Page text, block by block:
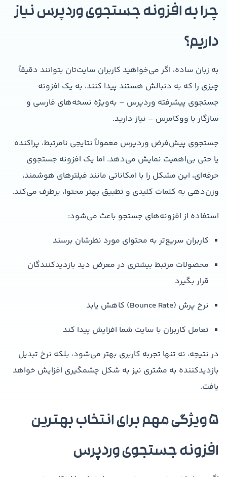
چرا به افزونه جستجوی وردپرس نیاز
داریم؟
به زبان ساده، اگر می‌خواهید کاربران سایت‌تان بتوانند دقیقاً
چیزی را که به دنبالش هستند پیدا کنند، به یک افزونه
جستجوی پیشرفته وردپرس – به‌ویژه نسخه‌های فارسی و
سازگار با ووکامرس – نیاز دارید.
جستجوی پیش‌فرض وردپرس معمولاً نتایجی نامرتبط، پراکنده
یا حتی بی‌اهمیت نمایش می‌دهد. اما یک افزونه جستجوی
حرفه‌ای، این مشکل را با امکاناتی مانند فیلترهای هوشمند،
وزن‌دهی به کلمات کلیدی و تطبیق بهتر محتوا، برطرف می‌کند.
استفاده از افزونه‌های جستجو باعث می‌شود:
کاربران سریع‌تر به محتوای مورد نظرشان برسند
محصولات مرتبط بیشتری در معرض دید بازدیدکنندگان
قرار بگیرد
نرخ پرش (Bounce Rate) کاهش یابد
تعامل کاربران با سایت شما افزایش پیدا کند
در نتیجه، نه تنها تجربه کاربری بهتر می‌شود، بلکه نرخ تبدیل
بازدیدکننده به مشتری نیز به شکل چشمگیری افزایش خواهد
یافت.
۵ ویژگی مهم برای انتخاب بهترین
افزونه جستجوی وردپرس